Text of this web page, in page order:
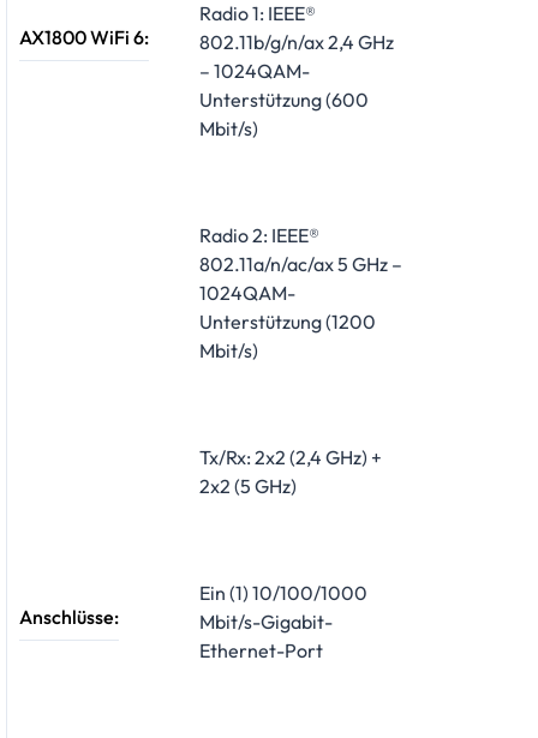
AX1800 WiFi 6:
Radio 1: IEEE®
802.11b/g/n/ax 2,4 GHz
– 1024QAM-
Unterstützung (600
Mbit/s)
Radio 2: IEEE®
802.11a/n/ac/ax 5 GHz –
1024QAM-
Unterstützung (1200
Mbit/s)
Tx/Rx: 2x2 (2,4 GHz) +
2x2 (5 GHz)
Anschlüsse:
Ein (1) 10/100/1000
Mbit/s-Gigabit-
Ethernet-Port